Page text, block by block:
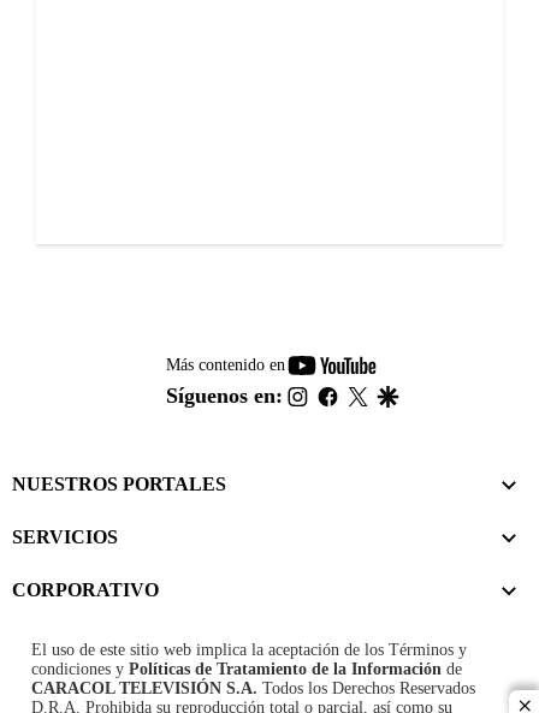
Más contenido en
youtube-
footer
Síguenos en: instagram
facebook
twitter
NUESTROS PORTALES
SERVICIOS
CORPORATIVO
El uso de este sitio web implica la aceptación de los Términos y
condiciones y Políticas de Tratamiento de la Información de
CARACOL TELEVISIÓN S.A. Todos los Derechos Reservados
D.R.A. Prohibida su reproducción total o parcial, así como su